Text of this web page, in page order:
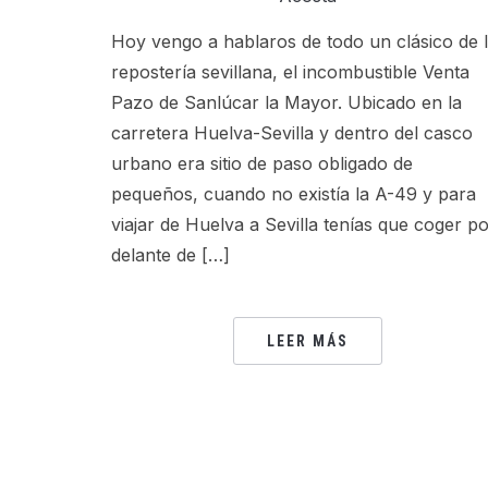
Hoy vengo a hablaros de todo un clásico de
repostería sevillana, el incombustible Venta
Pazo de Sanlúcar la Mayor. Ubicado en la
carretera Huelva-Sevilla y dentro del casco
urbano era sitio de paso obligado de
pequeños, cuando no existía la A-49 y para
viajar de Huelva a Sevilla tenías que coger
delante de […]
LEER MÁS